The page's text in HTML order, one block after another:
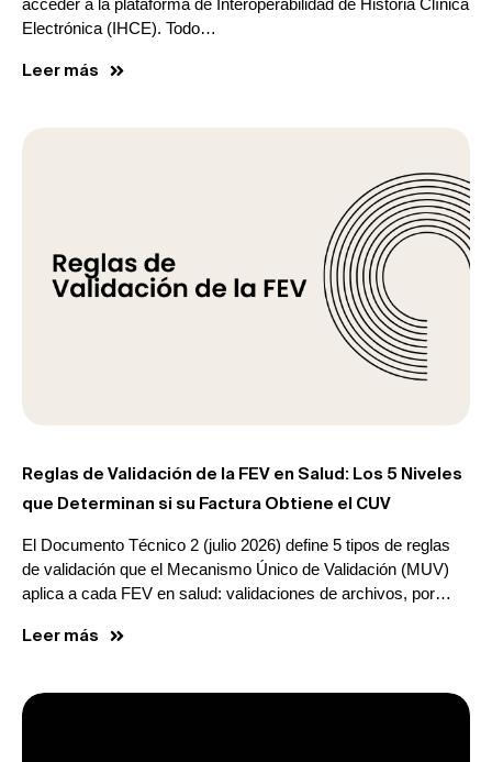
acceder a la plataforma de Interoperabilidad de Historia Clínica
Electrónica (IHCE). Todo…
Leer más
Reglas de Validación de la FEV en Salud: Los 5 Niveles
que Determinan si su Factura Obtiene el CUV
El Documento Técnico 2 (julio 2026) define 5 tipos de reglas
de validación que el Mecanismo Único de Validación (MUV)
aplica a cada FEV en salud: validaciones de archivos, por…
Leer más